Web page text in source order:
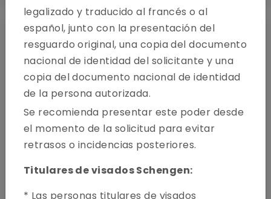
legalizado y traducido al francés o al
español, junto con la presentación del
resguardo original, una copia del documento
nacional de identidad del solicitante y una
copia del documento nacional de identidad
de la persona autorizada.
Se recomienda presentar este poder desde
el momento de la solicitud para evitar
retrasos o incidencias posteriores.
Titulares de visados Schengen:
* Las personas titulares de visados